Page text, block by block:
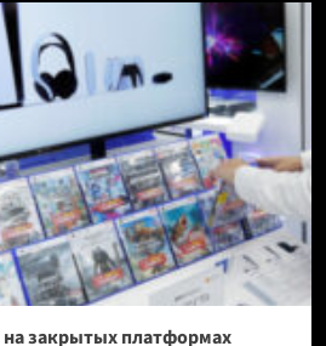
закрытых платформах